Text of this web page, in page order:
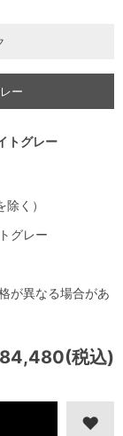
84,480(税込)
が異なる場合があ
く）
グレー
ー
トグレー